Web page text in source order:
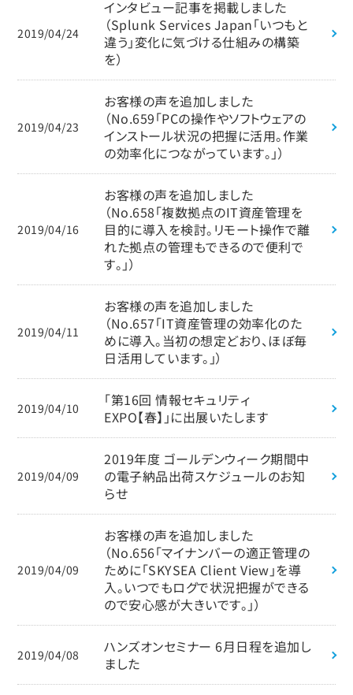
2019/04/24
インタビュー記事を掲載しました
（Splunk Services Japan「いつもと
違う」変化に気づける仕組みの構築
を）
2019/04/23
お客様の声を追加しました
（No.659「PCの操作やソフトウェアの
インストール状況の把握に活用。作業
の効率化につながっています。」）
2019/04/16
お客様の声を追加しました
（No.658「複数拠点のIT資産管理を
目的に導入を検討。リモート操作で離
れた拠点の管理もできるので便利で
す。」）
2019/04/11
お客様の声を追加しました
（No.657「IT資産管理の効率化のた
めに導入。当初の想定どおり、ほぼ毎
日活用しています。」）
2019/04/10
「第16回 情報セキュリティ
EXPO【春】」に出展いたします
2019/04/09
2019年度 ゴールデンウィーク期間中
の電子納品出荷スケジュールのお知
らせ
2019/04/09
お客様の声を追加しました
（No.656「マイナンバーの適正管理の
ために「SKYSEA Client View」を導
入。いつでもログで状況把握ができる
ので安心感が大きいです。」）
2019/04/08
ハンズオンセミナー 6月日程を追加し
ました